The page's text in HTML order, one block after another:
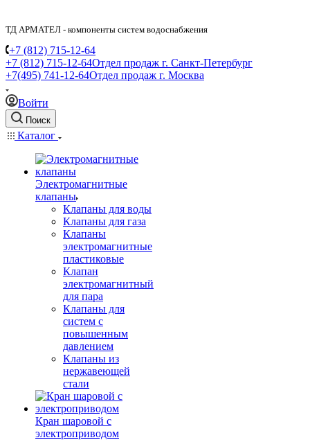
ТД АРМАТЕЛ - компоненты систем водоснабжения
+7 (812) 715-12-64
+7 (812) 715-12-64Отдел продаж г. Санкт-Петербург
+7(495) 741-12-64Отдел продаж г. Москва
Войти
Поиск
Каталог
Электромагнитные
клапаны
Клапаны для воды
Клапаны для газа
Клапаны
электромагнитные
пластиковые
Клапан
электромагнитный
для пара
Клапаны для
систем с
повышенным
давлением
Клапаны из
нержавеющей
стали
Кран шаровой с
электроприводом